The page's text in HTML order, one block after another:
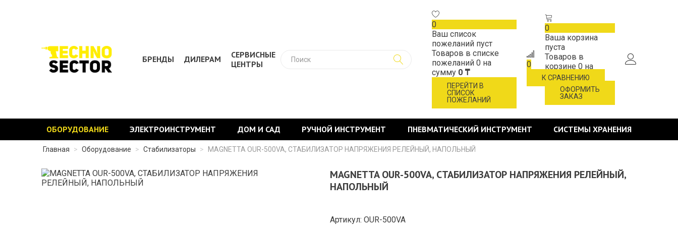
БРЕНДЫ ДИЛЕРАМ
СЕРВИСНЫЕ
ЦЕНТРЫ
0
Ваш список
пожеланий пуст
Товаров в списке
пожеланий 0 на
сумму 0 ₸
ПЕРЕЙТИ В
СПИСОК
ПОЖЕЛАНИЙ
0
К СРАВНЕНИЮ
0
Ваша корзина
пуста
Товаров в
корзине 0 на
сумму0 ₸
ОФОРМИТЬ
ЗАКАЗ
ОБОРУДОВАНИЕ ЭЛЕКТРОИНСТРУМЕНТ ДОМ И САД РУЧНОЙ ИНСТРУМЕНТ ПНЕВМАТИЧЕСКИЙ ИНСТРУМЕНТ СИСТЕМЫ ХРАНЕНИЯ
Главная > Оборудование > Стабилизаторы > MAGNETTA OUR-500VA, СТАБИЛИЗАТОР НАПРЯЖЕНИЯ РЕЛЕЙНЫЙ, НАПОЛЬНЫЙ
MAGNETTA OUR-500VA, СТАБИЛИЗАТОР НАПРЯЖЕНИЯ РЕЛЕЙНЫЙ,
НАПОЛЬНЫЙ
Артикул: OUR-500VA